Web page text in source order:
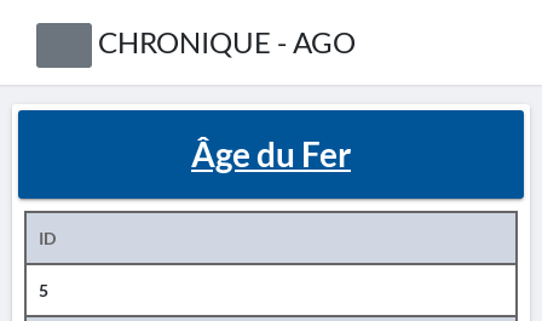
CHRONIQUE - AGO
Âge du Fer
ID
5